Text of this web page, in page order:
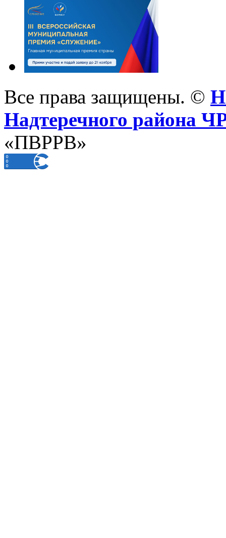
Все права защищены. ©
Надтеречного района
«ПВРРВ»